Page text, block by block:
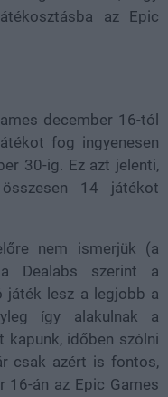
az Epic
december 16-tól
fog ingyenesen
30-ig. Ez azt jelenti,
14 játékot
nem ismerjük (a
Dealabs szerint a
játék lesz a legjobb a
így alakulnak a
kapunk, időben szólni
csak azért is fontos,
16-án az Epic Games